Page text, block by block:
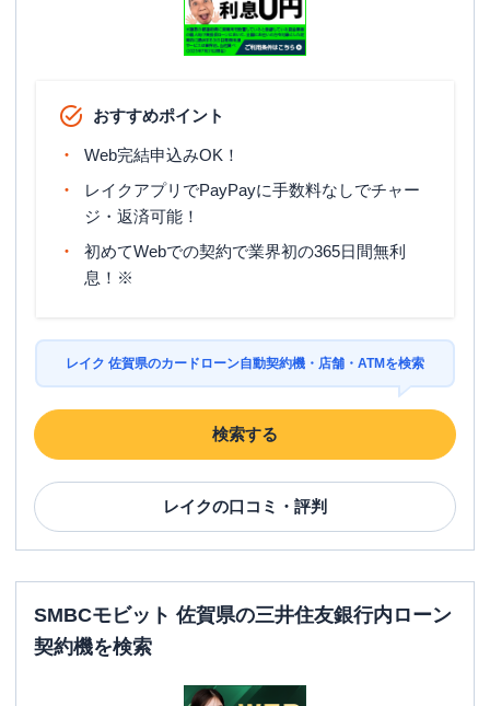
おすすめポイント
Web完結申込みOK！
レイクアプリでPayPayに手数料なしでチャー
ジ・返済可能！
初めてWebでの契約で業界初の365日間無利
息！※
レイク 佐賀県のカードローン自動契約機・店舗・ATMを検索
検索する
レイクの口コミ・評判
SMBCモビット 佐賀県の三井住友銀行内ローン
契約機を検索